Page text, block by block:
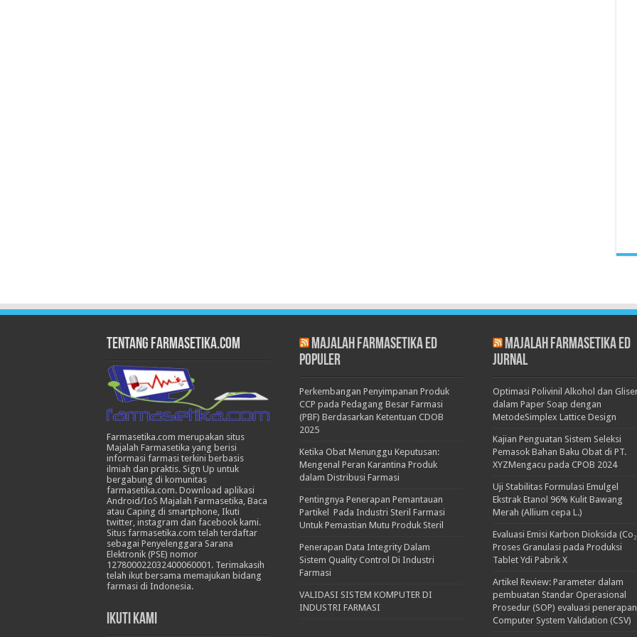
Tentang Farmasetika.com
Farmasetika.com merupakan situs
Majalah Farmasetika yang berisi
informasi farmasi terkini berbasis
ilmiah dan praktis. Sign Up untuk
bergabung di komunitas
farmasetika.com. Download aplikasi
Android/IoS Majalah Farmasetika, Baca
atau Caping di smartphone, Ikuti
twitter, instagram dan facebook kami.
Situs farmasetika.com telah terdaftar
sebagai Penyelenggara Sarana
Elektronik (PSE) nomor
127800022032400060001. Terimakasih
telah ikut bersama memajukan bidang
farmasi di Indonesia.
Ikuti Kami
Majalah Farmasetika Ed
Populer
Perkembangan Penyimpanan Produk
CCP pada Pedagang Besar Farmasi
(PBF) Berdasarkan Ketentuan CDOB
2025
Ketika Obat Menunggu Keputusan:
Mengenal Peran Karantina Produk
dalam Distribusi Farmasi
Pentingnya Penerapan Pemantauan
Partikel Pada Industri Steril Farmasi
Untuk Pemastian Mutu Produk Steril
Penerapan Data Integrity Dalam
Sistem Quality Control Di Industri
Farmasi
VALIDASI SISTEM KOMPUTER DI
INDUSTRI FARMASI
Majalah Farmasetika Ed
Jurnal
Optimasi Polivinil Alkohol dan
dalam Paper Soap dengan
MetodeSimplex Lattice Design
Kajian Penguatan Sistem Seleksi
Pemasok Bahan Baku Obat di PT.
XYZMengacu pada CPOB 2024
Uji Stabilitas Formulasi Emulgel
Ekstrak Etanol 96% Kulit Bawang
Merah (Allium cepa L.)
Evaluasi Emisi Karbon Dioksida
Proses Granulasi pada Produksi
Tablet Ydi Pabrik X
Artikel Review: Parameter dalam
pembuatan Standar Operasional
Prosedur (SOP) evaluasi penerapan
Computer System Validation (CSV)